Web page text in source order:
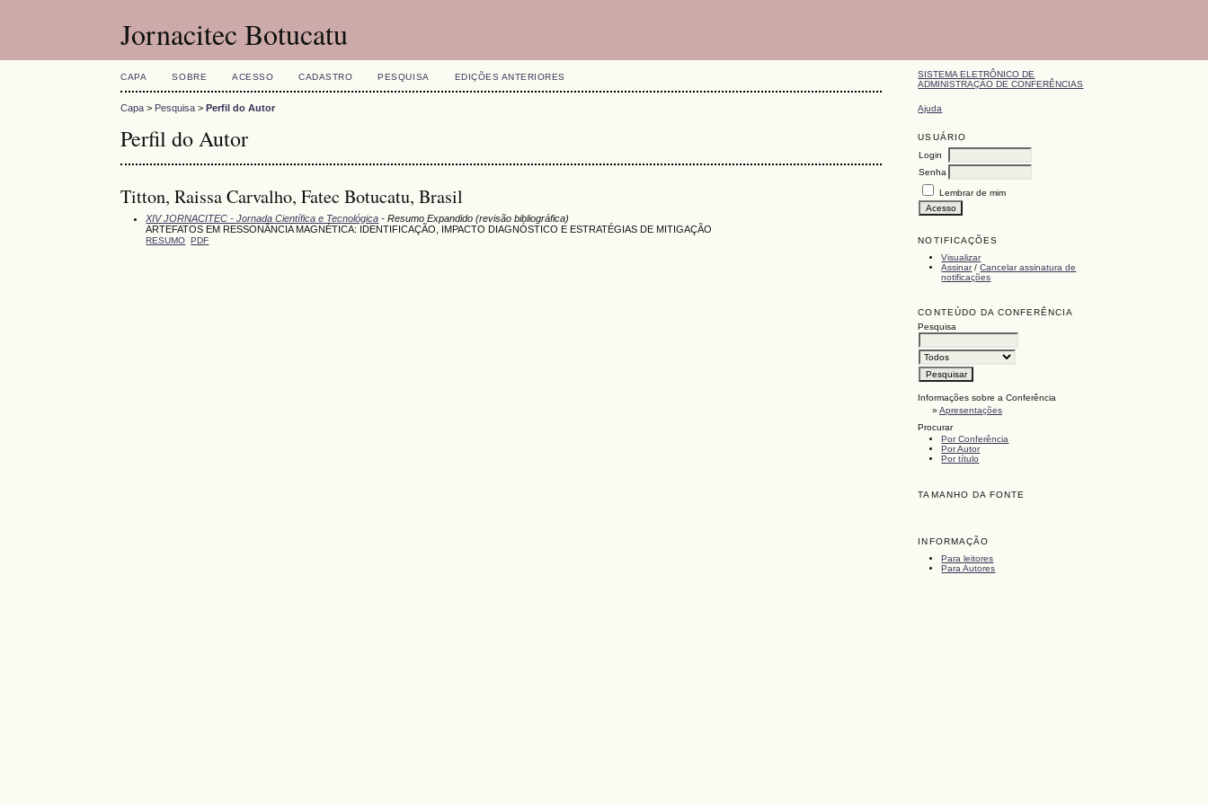
Jornacitec Botucatu
SISTEMA ELETRÔNICO DE
ADMINISTRAÇÃO DE CONFERÊNCIAS
Ajuda
USUÁRIO
Login
Senha
Lembrar de mim
NOTIFICAÇÕES
Visualizar
Assinar/Cancelar assinatura de
notificações
CONTEÚDO DA CONFERÊNCIA
Pesquisa
Informações sobre a Conferência
»Apresentações
Procurar
Por Conferência
Por Autor
Por título
TAMANHO DA FONTE
INFORMAÇÃO
Para leitores
Para Autores
CAPA SOBRE ACESSO CADASTRO PESQUISA EDIÇÕES ANTERIORES
Capa > Pesquisa >Perfil do Autor
Perfil do Autor
Titton, Raissa Carvalho, Fatec Botucatu, Brasil
XIV JORNACITEC - Jornada Científica e Tecnológica - Resumo Expandido (revisão bibliográfica)
ARTEFATOS EM RESSONÂNCIA MAGNÉTICA: IDENTIFICAÇÃO, IMPACTO DIAGNÓSTICO E ESTRATÉGIAS DE MITIGAÇÃO
RESUMO PDF